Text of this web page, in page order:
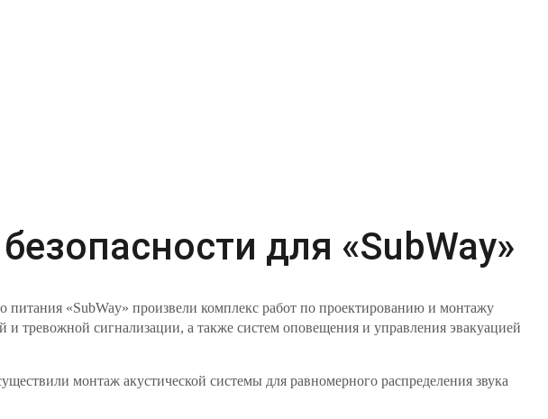
для «SubWay»
питания «SubWay» произвели комплекс работ по проектированию и монтажу
и тревожной сигнализации, а также систем оповещения и управления эвакуацией
монтаж акустической системы для равномерного распределения звука